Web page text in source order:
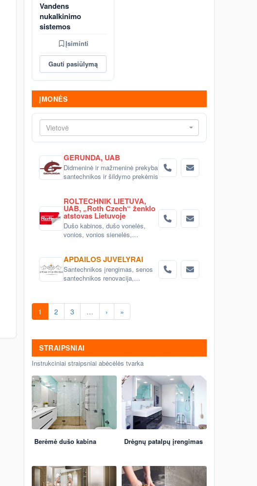
Vandens
nukalkinimo
sistemos
Įsiminti
Gauti pasiūlymą
ĮMONĖS
Vietovė
GERUNDA, UAB
Didmeninė ir mažmeninė prekyba
santechnikos ir šildymo prekėmis
ROLTECHNIK LIETUVA,
UAB, „Roth Czech“ ženklo
atstovas Lietuvoje
Dušo kabinos, dušo vonelės,
vonios, vonios sienelės,
APDAILOS JUVELYRAI
Santechnikos įrengimas, senos
santechnikos renovacija,
1 2 3 … › »
STRAIPSNIAI
Instrukciniai straipsniai abėcėlės tvarka
Berėmė dušo kabina Drėgnų patalpų įrengimas